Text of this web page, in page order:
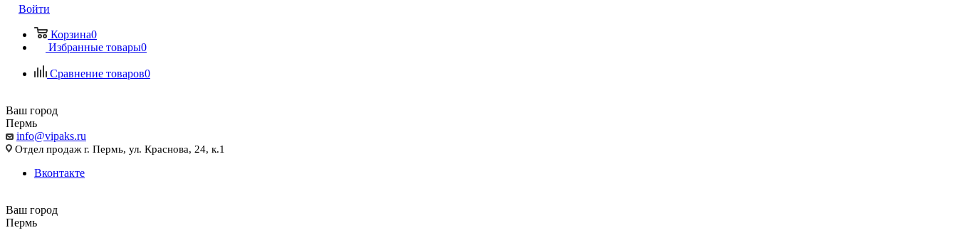
Войти
Корзина0
Избранные товары0
Сравнение товаров0
Ваш город
Пермь
info@vipaks.ru
Отдел продаж г. Пермь, ул. Краснова, 24, к.1
Вконтакте
Ваш город
Пермь